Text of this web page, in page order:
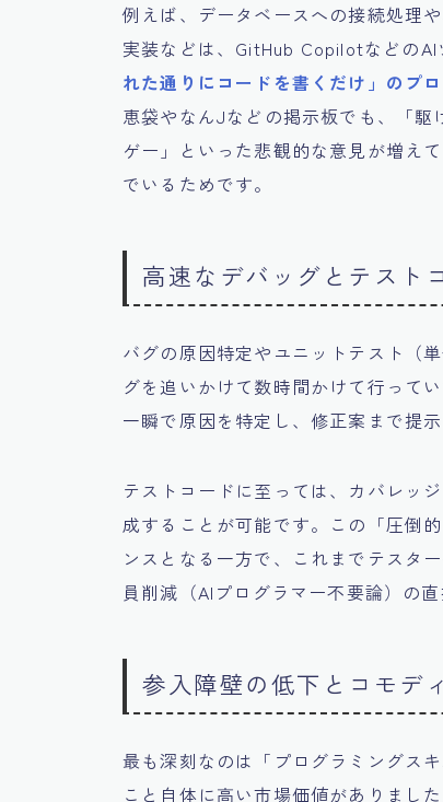
例えば、データベースへの接続処理
実装などは、GitHub CopilotなどのAI
れた通りにコードを書くだけ」のプ
恵袋やなんJなどの掲示板でも、「
ゲー」といった悲観的な意見が増え
でいるためです。
高速なデバッグとテスト
バグの原因特定やユニットテスト（
グを追いかけて数時間かけて行って
一瞬で原因を特定し、修正案まで提示
テストコードに至っては、カバレッ
成することが可能です。この「圧倒
ンスとなる一方で、これまでテスタ
員削減（AIプログラマー不要論）の
参入障壁の低下とコモデ
最も深刻なのは「プログラミングス
こと自体に高い市場価値がありまし